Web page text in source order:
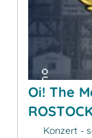
Oi! The
Konzert -